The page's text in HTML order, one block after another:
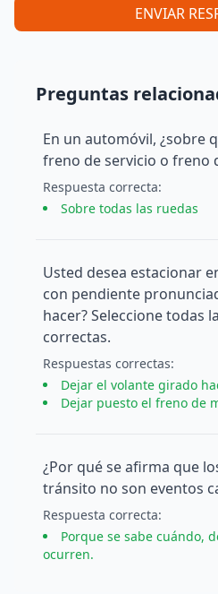
ENVIAR
Preguntas
En un automóvil, ¿sobre
freno de servicio o freno
Respuesta correcta:
Sobre todas las ruedas
Usted desea estacionar
con pendiente
hacer? Seleccione todas
correctas.
Respuestas correctas:
Dejar el volante girado
Dejar puesto el freno de
¿Por qué se afirma que
tránsito no son eventos
Respuesta correcta:
Porque se sabe cuándo,
ocurren.